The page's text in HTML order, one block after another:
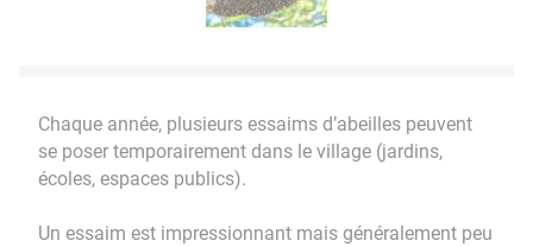
Chaque année, plusieurs essaims d’abeilles peuvent
se poser temporairement dans le village (jardins,
écoles, espaces publics).
Un essaim est impressionnant mais généralement peu